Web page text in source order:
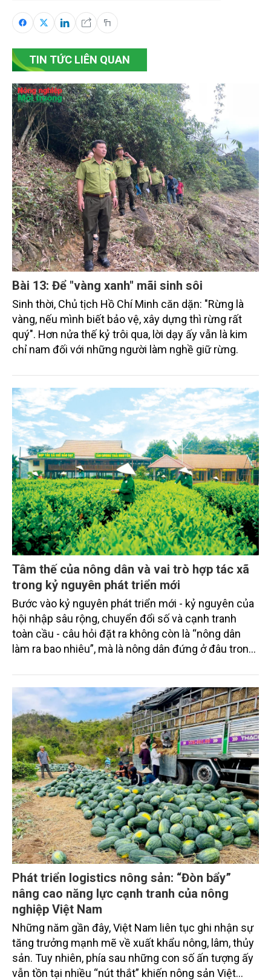
TIN TỨC LIÊN QUAN
Bài 13: Để "vàng xanh" mãi sinh sôi
Sinh thời, Chủ tịch Hồ Chí Minh căn dặn: "Rừng là
vàng, nếu mình biết bảo vệ, xây dựng thì rừng rất
quý". Hơn nửa thế kỷ trôi qua, lời dạy ấy vẫn là kim
chỉ nam đối với những người làm nghề giữ rừng.
Tâm thế của nông dân và vai trò hợp tác xã
trong kỷ nguyên phát triển mới
Bước vào kỷ nguyên phát triển mới - kỷ nguyên của
hội nhập sâu rộng, chuyển đổi số và cạnh tranh
toàn cầu - câu hỏi đặt ra không còn là “nông dân
làm ra bao nhiêu”, mà là nông dân đứng ở đâu trong
hay không? Để trả lời câu hỏi đó, cần nhìn nhận
đồng thời hai vấn đề có tính nền tảng: Tâm thế của
người nông dân và vai trò của hợp tác xã (HTX) như
một thiết chế tổ chức lại sản xuất trong điều kiện
mới.
Phát triển logistics nông sản: “Đòn bẩy”
nâng cao năng lực cạnh tranh của nông
nghiệp Việt Nam
Những năm gần đây, Việt Nam liên tục ghi nhận sự
tăng trưởng mạnh mẽ về xuất khẩu nông, lâm, thủy
sản. Tuy nhiên, phía sau những con số ấn tượng ấy
vẫn tồn tại nhiều “nút thắt” khiến nông sản Việt